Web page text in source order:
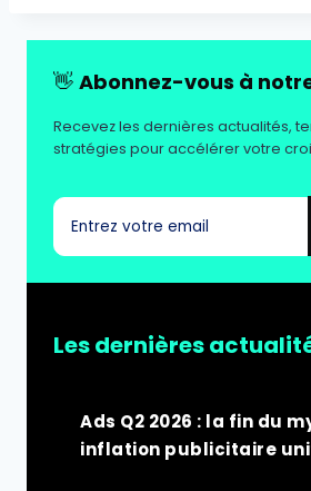
👋 Abonnez-vous à
Recevez les dernières actualités,
stratégies pour accélérer votre
Les dernières
Ads Q2 2026 : la fin du
inflation publicitaire